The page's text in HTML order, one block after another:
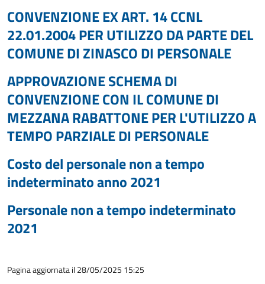
CONVENZIONE EX ART. 14 CCNL
22.01.2004 PER UTILIZZO DA PARTE DEL
COMUNE DI ZINASCO DI PERSONALE
APPROVAZIONE SCHEMA DI
CONVENZIONE CON IL COMUNE DI
MEZZANA RABATTONE PER L'UTILIZZO A
TEMPO PARZIALE DI PERSONALE
Costo del personale non a tempo
indeterminato anno 2021
Personale non a tempo indeterminato
2021
Pagina aggiornata il 28/05/2025 15:25